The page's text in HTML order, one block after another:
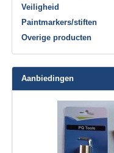
Veiligheid
Paintmarkers/stiften
Overige producten
Aanbiedingen